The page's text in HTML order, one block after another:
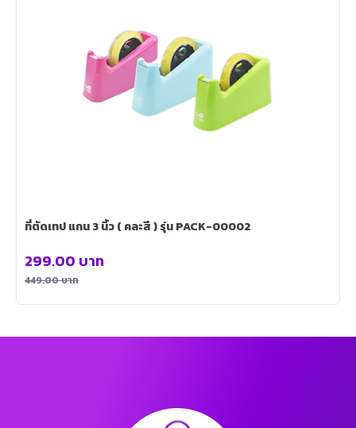
ที่ตัดเทป แกน 3 นิ้ว ( คละสี ) รุ่น PACK-00002
449.00บาท
299.00 บาท